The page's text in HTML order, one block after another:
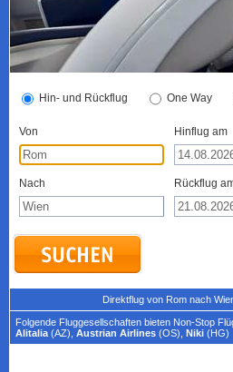
Hin- und Rückflug One Way
Von Hinflug am
Nach Rückflug
Direktflug von Rom nach
Folgende Fluggesellschaften bieten Non-Stop
Alitalia (AZ), Austrian Airlines (OS), Niki (HG)